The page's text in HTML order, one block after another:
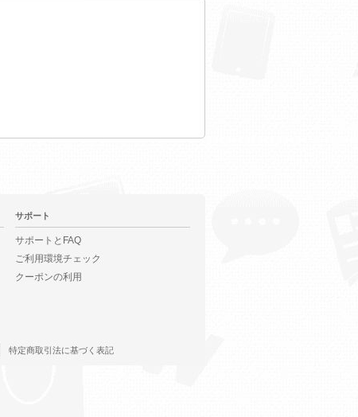
サポート
サポートとFAQ
ご利用環境チェック
クーポンの利用
特定商取引法に基づく表記